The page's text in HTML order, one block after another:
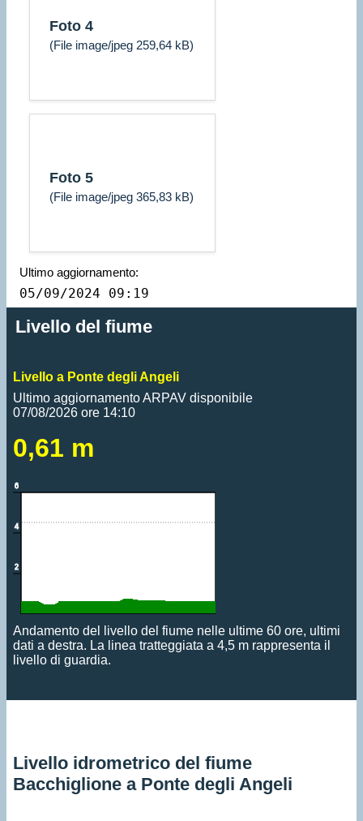
Foto 4
(File image/jpeg 259,64 kB)
Foto 5
(File image/jpeg 365,83 kB)
Ultimo aggiornamento:
05/09/2024 09:19
Livello del fiume
Livello a Ponte degli Angeli
Ultimo aggiornamento ARPAV disponibile
07/08/2026 ore 14:10
0,61 m
Andamento del livello del fiume nelle ultime 60 ore, ultimi
dati a destra. La linea tratteggiata a 4,5 m rappresenta il
livello di guardia.
Livello idrometrico del fiume
Bacchiglione a Ponte degli Angeli